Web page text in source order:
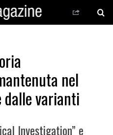
nel
dalle varianti
Investigation” e